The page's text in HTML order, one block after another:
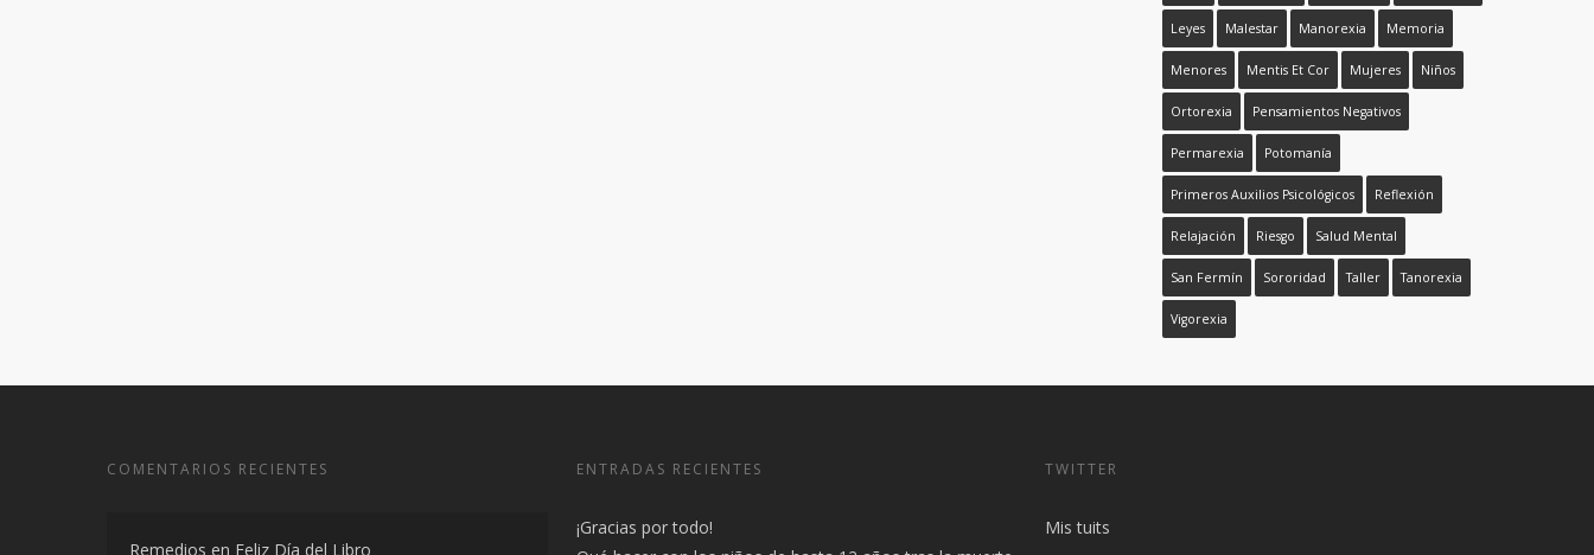
Leyes Malestar Manorexia Memoria
Menores Mentis Et Cor Mujeres Niños
Ortorexia Pensamientos Negativos
Permarexia Potomanía
Primeros Auxilios Psicológicos Reflexión
Relajación Riesgo Salud Mental
San Fermín Sororidad Taller Tanorexia
Vigorexia
COMENTARIOS RECIENTES
Remedios en Feliz Día del Libro
ENTRADAS RECIENTES
¡Gracias por todo!
TWITTER
Mis tuits